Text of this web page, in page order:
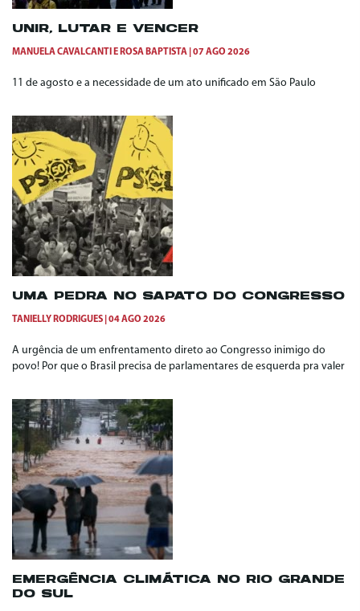
UNIR, LUTAR E VENCER
MANUELA CAVALCANTI E ROSA BAPTISTA 07 AGO 2026
11 de agosto e a necessidade de um ato unificado em São Paulo
UMA PEDRA NO SAPATO DO CONGRESSO
TANIELLY RODRIGUES 04 AGO 2026
A urgência de um enfrentamento direto ao Congresso inimigo do
povo! Por que o Brasil precisa de parlamentares de esquerda pra valer
EMERGÊNCIA CLIMÁTICA NO RIO GRANDE
DO SUL